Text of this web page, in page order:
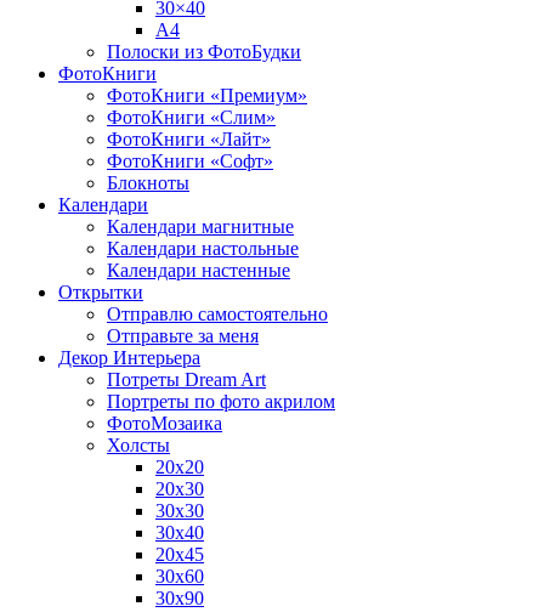
30×40
A4
Полоски из ФотоБудки
ФотоКниги
ФотоКниги «Премиум»
ФотоКниги «Слим»
ФотоКниги «Лайт»
ФотоКниги «Софт»
Блокноты
Календари
Календари магнитные
Календари настольные
Календари настенные
Открытки
Отправлю самостоятельно
Отправьте за меня
Декор Интерьера
Потреты Dream Art
Портреты по фото акрилом
ФотоМозаика
Холсты
20х20
20х30
30х30
30х40
20х45
30х60
30х90